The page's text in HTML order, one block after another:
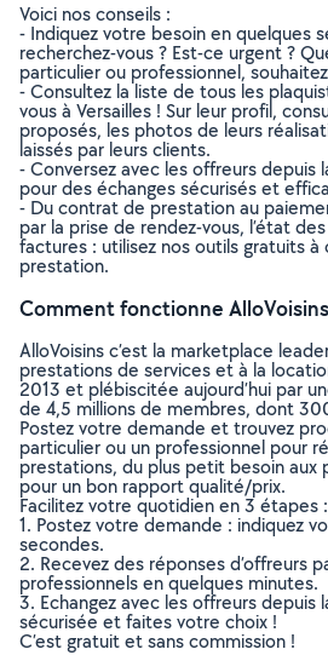
Voici nos conseils :
- Indiquez votre besoin en quelques
recherchez-vous ? Est-ce urgent ?
particulier ou professionnel,
- Consultez la liste de tous les
vous à Versailles ! Sur leur profil,
proposés, les photos de leurs
laissés par leurs clients.
- Conversez avec les offreurs depuis
pour des échanges sécurisés et
- Du contrat de prestation au
par la prise de rendez-vous, l’état
factures : utilisez nos outils gratuits
prestation.
Comment fonctionne
AlloVoisins c’est la marketplace
prestations de services et à la
2013 et plébiscitée aujourd’hui par
de 4,5 millions de membres, dont
Postez votre demande et trouvez
particulier ou un professionnel pour
prestations, du plus petit besoin aux
pour un bon rapport qualité/prix.
Facilitez votre quotidien en 3 étapes :
1. Postez votre demande : indiquez
secondes.
2. Recevez des réponses d’offreurs
professionnels en quelques minutes.
3. Echangez avec les offreurs depuis
sécurisée et faites votre choix !
C’est gratuit et sans commission !